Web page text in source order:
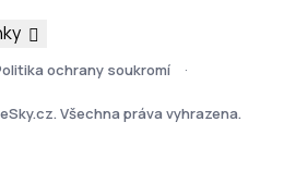
ochrany soukromí
Všechna práva vyhrazena.